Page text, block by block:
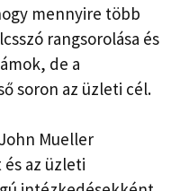
mennyire több
rangsorolása és
de a
soron az üzleti cél.
Mueller
az üzleti